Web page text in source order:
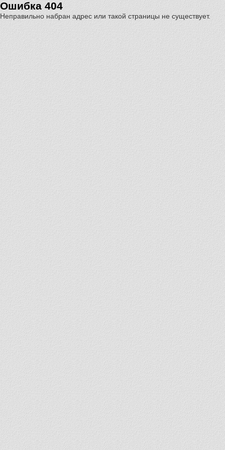
Ошибка 404
Неправильно набран адрес или такой страницы не существует.